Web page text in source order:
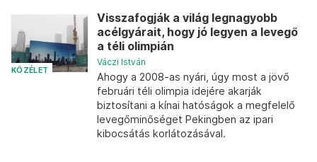
KÖZÉLET
Visszafogják a világ legnagyobb
acélgyárait, hogy jó legyen a levegő
a téli olimpián
Váczi István
Ahogy a 2008-as nyári, úgy most a jövő
februári téli olimpia idejére akarják
biztosítani a kínai hatóságok a megfelelő
levegőminőséget Pekingben az ipari
kibocsátás korlátozásával.